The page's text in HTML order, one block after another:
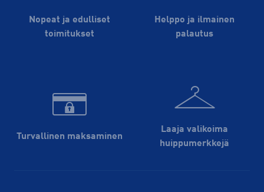
Nopeat ja edulliset
toimitukset
Helppo ja ilmainen
palautus
Turvallinen maksaminen
Laaja valikoima
huippu­merkkejä